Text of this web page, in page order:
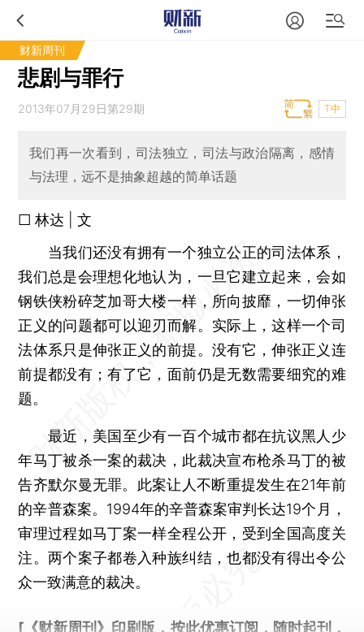
财新周刊
悲剧与罪行
2013年07月29日第29期 T中
我们再一次看到，司法独立，司法与政治隔离，感情
与法理，远不是抽象超越的简单话题
□ 林达 | 文
当我们还没有拥有一个独立公正的司法体系，
我们总是会理想化地认为，一旦它建立起来，会如
钢铁侠粉碎芝加哥大楼一样，所向披靡，一切伸张
正义的问题都可以迎刃而解。实际上，这样一个司
法体系只是伸张正义的前提。没有它，伸张正义连
前提都没有；有了它，面前仍是无数需要细究的难
题。
最近，美国至少有一百个城市都在抗议黑人少
年马丁被杀一案的裁决，此裁决宣布枪杀马丁的被
告齐默尔曼无罪。此案让人不断重提发生在21年前
的辛普森案。1994年的辛普森案审判长达19个月，
审理过程如马丁案一样全程公开，受到全国高度关
注。两个案子都卷入种族纠结，也都没有得出令公
众一致满意的裁决。
[《财新周刊》印刷版， 按此优惠订阅 ，随时起刊，